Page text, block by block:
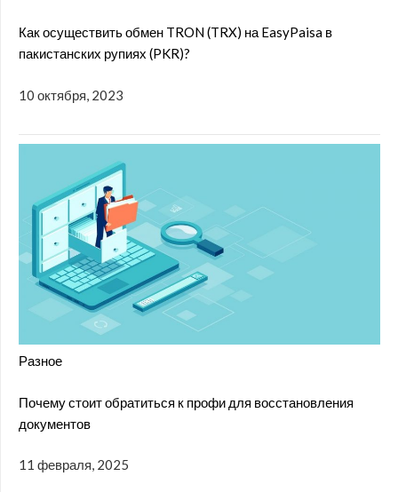
Как осуществить обмен TRON (TRX) на EasyPaisa в
пакистанских рупиях (PKR)?
10 октября, 2023
Разное
Почему стоит обратиться к профи для восстановления
документов
11 февраля, 2025